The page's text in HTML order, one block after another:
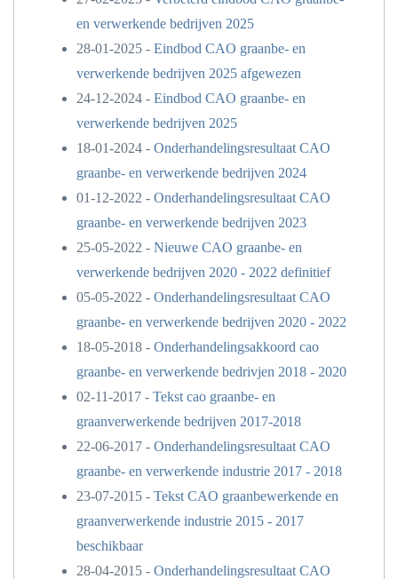
en verwerkende bedrijven 2025
28-01-2025 - Eindbod CAO graanbe- en
verwerkende bedrijven 2025 afgewezen
24-12-2024 - Eindbod CAO graanbe- en
verwerkende bedrijven 2025
18-01-2024 - Onderhandelingsresultaat CAO
graanbe- en verwerkende bedrijven 2024
01-12-2022 - Onderhandelingsresultaat CAO
graanbe- en verwerkende bedrijven 2023
25-05-2022 - Nieuwe CAO graanbe- en
verwerkende bedrijven 2020 - 2022 definitief
05-05-2022 - Onderhandelingsresultaat CAO
graanbe- en verwerkende bedrijven 2020 - 2022
18-05-2018 - Onderhandelingsakkoord cao
graanbe- en verwerkende bedrivjen 2018 - 2020
02-11-2017 - Tekst cao graanbe- en
graanverwerkende bedrijven 2017-2018
22-06-2017 - Onderhandelingsresultaat CAO
graanbe- en verwerkende industrie 2017 - 2018
23-07-2015 - Tekst CAO graanbewerkende en
graanverwerkende industrie 2015 - 2017
beschikbaar
28-04-2015 - Onderhandelingsresultaat CAO